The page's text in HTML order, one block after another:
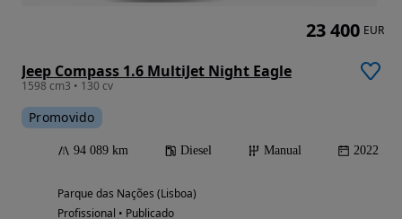
Jeep Compass 1.6 MultiJet Night Eagle
1598 cm3 • 130 cv
Promovido
94 089 km Diesel Manual 2022
Parque das Nações (Lisboa)
Profissional • Publicado
23 400 EUR